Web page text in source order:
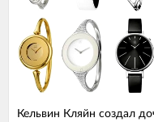
Кельвин Кляйн создал